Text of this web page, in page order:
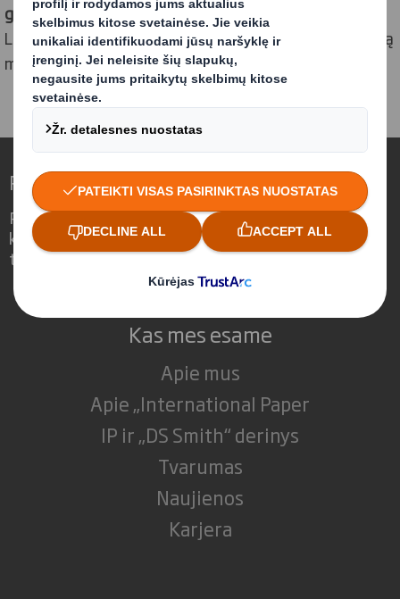
garantas,patvirtinantis „DS Smith Packaging
Lithuania“ įmonės inovatyvumą bei klientų pasitikėjimą
mūsų gaminių saugumu ir kokybe.
Pakuočių pritaikymas kintančiam pasauliui
Padedame savo klientams reaguoti į
kintančius pirkimo įpročius, diegdami
tvarius pakuočių sprendimus.
Kas mes esame
Apie mus
Apie „International Paper
IP ir „DS Smith“ derinys
Tvarumas
Naujienos
Karjera